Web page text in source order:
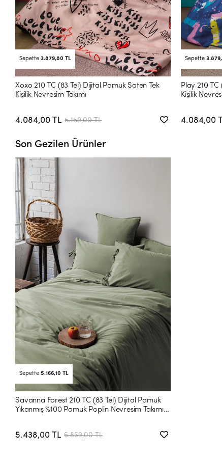
Sepette3.879,80 TL
Xoxo 210 TC (83 Tel) Dijital Pamuk Saten Tek
Kişilik Nevresim Takımı
4.084,00 TL 5.159,00 TL
Sepette
Play 210 TC
Kişilik
4.084,00
Son Gezilen Ürünler
Sepette5.166,10 TL
Savanna Forest 210 TC (83 Tel) Dijital Pamuk
Yıkanmış %100 Pamuk Poplin Nevresim Takımı
5.438,00 TL 6.869,00 TL